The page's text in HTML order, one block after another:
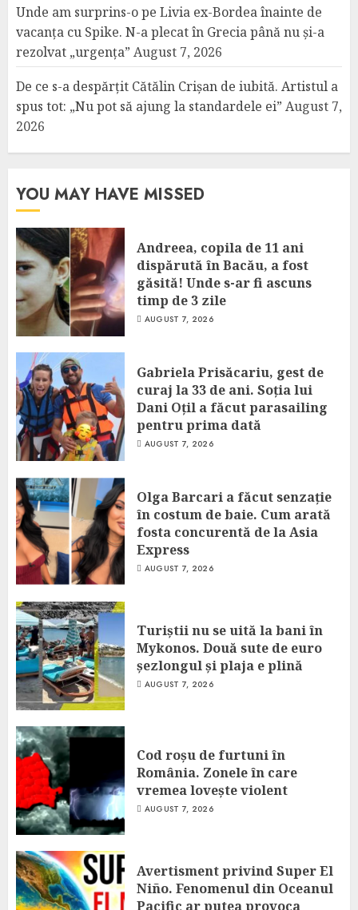
Unde am surprins-o pe Livia ex-Bordea înainte de
vacanța cu Spike. N-a plecat în Grecia până nu și-a
rezolvat „urgența” August 7, 2026
De ce s-a despărțit Cătălin Crișan de iubită. Artistul a
spus tot: „Nu pot să ajung la standardele ei” August 7,
2026
YOU MAY HAVE MISSED
Andreea, copila de 11 ani
dispărută în Bacău, a fost
găsită! Unde s-ar fi ascuns
timp de 3 zile
AUGUST 7, 2026
Gabriela Prisăcariu, gest de
curaj la 33 de ani. Soția lui
Dani Oțil a făcut parasailing
pentru prima dată
AUGUST 7, 2026
Olga Barcari a făcut senzație
în costum de baie. Cum arată
fosta concurentă de la Asia
Express
AUGUST 7, 2026
Turiștii nu se uită la bani în
Mykonos. Două sute de euro
șezlongul și plaja e plină
AUGUST 7, 2026
Cod roșu de furtuni în
România. Zonele în care
vremea lovește violent
AUGUST 7, 2026
Avertisment privind Super El
Niño. Fenomenul din Oceanul
Pacific ar putea provoca